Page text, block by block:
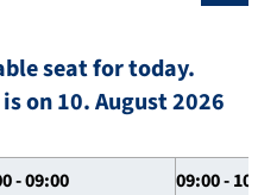
seat for today.
on 10. August 2026
- 09:00 09:00 -